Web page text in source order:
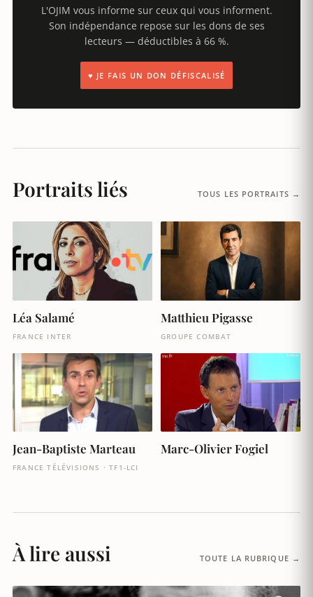
L'OJIM vous informe sur ceux qui vous informent.
Son indépendance repose sur les dons de ses
lecteurs — déductibles à 66 %.
♥ JE FAIS UN DON DÉFISCALISÉ
Portraits liés TOUS LES PORTRAITS →
Léa Salamé
FRANCE INTER
Matthieu Pigasse
GROUPE COMBAT
Jean-Baptiste Marteau
FRANCE TÉLÉVISIONS · TF1-LCI
Marc-Olivier Fogiel
À lire aussi TOUTE LA RUBRIQUE →